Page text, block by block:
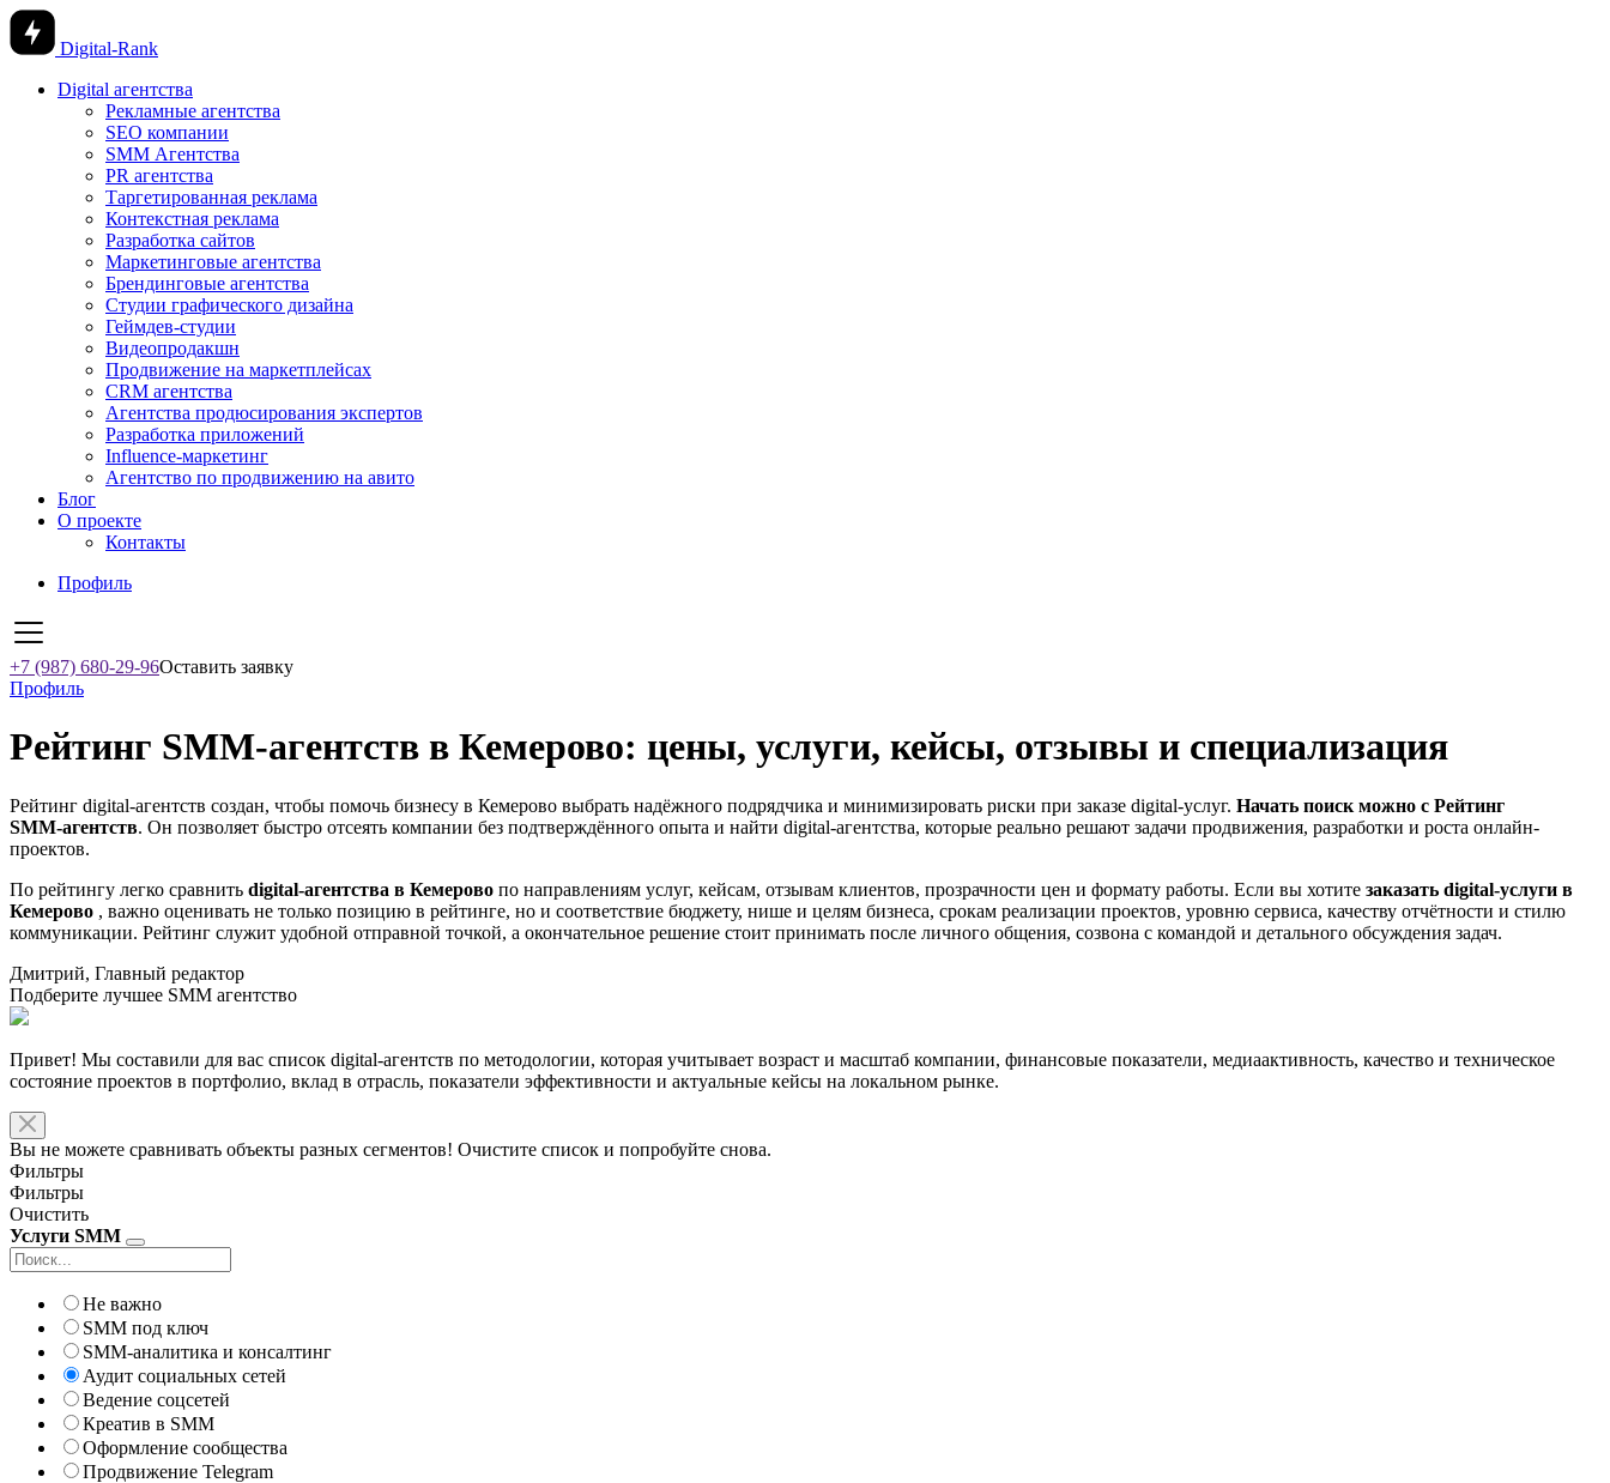
Digital-Rank
Digital агентства
Рекламные агентства
SEO компании
SMM Агентства
PR агентства
Таргетированная реклама
Контекстная реклама
Разработка сайтов
Маркетинговые агентства
Брендинговые агентства
Студии графического дизайна
Геймдев-студии
Видеопродакшн
Продвижение на маркетплейсах
CRM агентства
Агентства продюсирования экспертов
Разработка приложений
Influence-маркетинг
Агентство по продвижению на авито
Блог
О проекте
Контакты
Профиль
+7 (987) 680-29-96Оставить заявку
Профиль
Рейтинг SMM‑агентств в Кемерово: цены, услуги, кейсы, отзывы и специализация
Рейтинг digital-агентств создан, чтобы помочь бизнесу в Кемерово выбрать надёжного подрядчика и минимизировать риски при заказе digital-услуг. Начать поиск можно с Рейтинг
SMM‑агентств. Он позволяет быстро отсеять компании без подтверждённого опыта и найти digital-агентства, которые реально решают задачи продвижения, разработки и роста онлайн-
проектов.
По рейтингу легко сравнить digital-агентства в Кемерово по направлениям услуг, кейсам, отзывам клиентов, прозрачности цен и формату работы. Если вы хотите заказать digital-услуги в
Кемерово , важно оценивать не только позицию в рейтинге, но и соответствие бюджету, нише и целям бизнеса, срокам реализации проектов, уровню сервиса, качеству отчётности и стилю
коммуникации. Рейтинг служит удобной отправной точкой, а окончательное решение стоит принимать после личного общения, созвона с командой и детального обсуждения задач.
Дмитрий, Главный редактор
Подберите лучшее SMM агентство
Привет! Мы составили для вас список digital-агентств по методологии, которая учитывает возраст и масштаб компании, финансовые показатели, медиаактивность, качество и техническое
состояние проектов в портфолио, вклад в отрасль, показатели эффективности и актуальные кейсы на локальном рынке.
Вы не можете сравнивать объекты разных сегментов! Очистите список и попробуйте снова.
Фильтры
Фильтры
Очистить
Услуги SMM
Не важно
SMM под ключ
SMM-аналитика и консалтинг
Аудит социальных сетей
Ведение соцсетей
Креатив в SMM
Оформление сообщества
Продвижение Telegram